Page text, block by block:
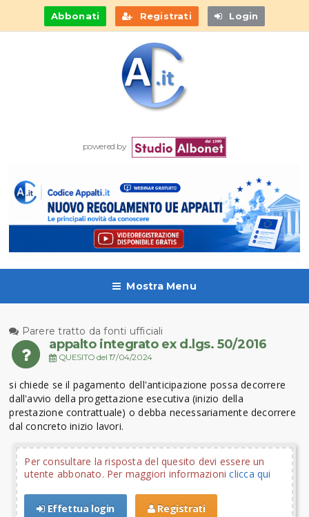
Abbonati Registrati Login
powered by
Mostra Menu
Parere tratto da fonti ufficiali
appalto integrato ex d.lgs. 50/2016
QUESITO del 17/04/2024
si chiede se il pagamento dell'anticipazione possa decorrere
dall'avvio della progettazione esecutiva (inizio della
prestazione contrattuale) o debba necessariamente decorrere
dal concreto inizio lavori.
Per consultare la risposta del quesito devi essere un
utente abbonato. Per maggiori informazioniclicca qui
Effettua login Registrati